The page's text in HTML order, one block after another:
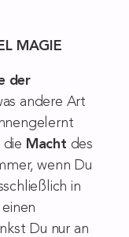
MAGIE
der
andere Art
die Macht des
wenn Du
in
Du nur an